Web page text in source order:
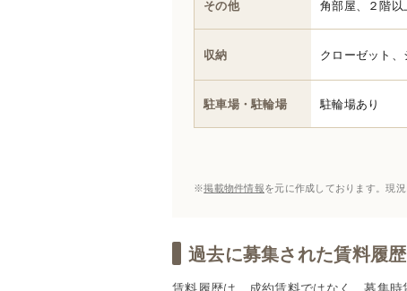
その他 角部屋、２階以
収納 クローゼット、
駐車場・駐輪場 駐輪場あり
※掲載物件情報を元に作成しております。現
過去に募集された賃料履